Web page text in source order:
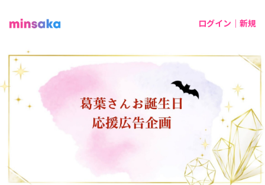
ログイン｜新規